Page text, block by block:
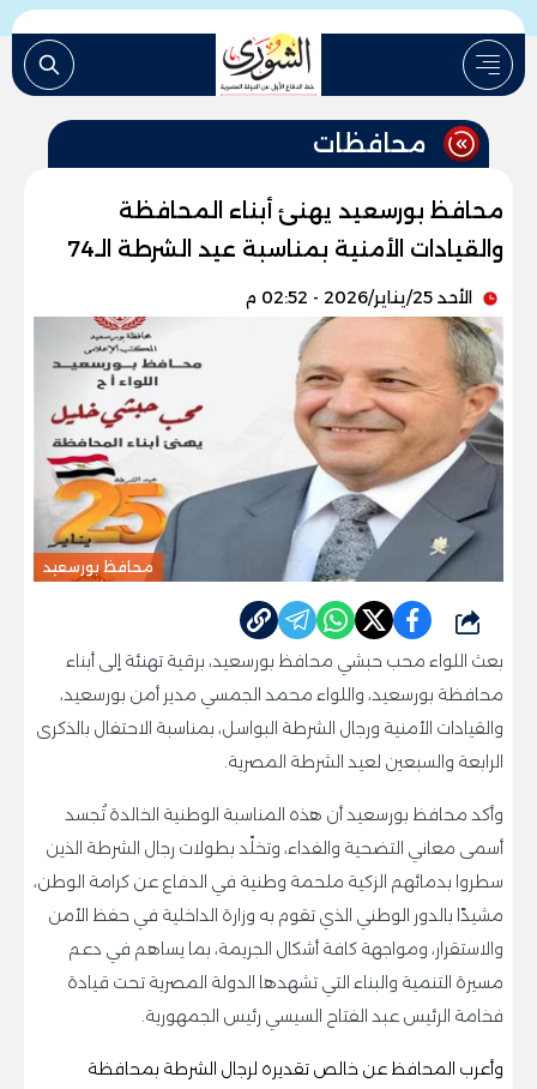
محافظات
محافظ بورسعيد يهنئ أبناء المحافظة
والقيادات الأمنية بمناسبة عيد الشرطة الـ74
الأحد 25/يناير/2026 - 02:52 م
محافظ بورسعيد
شارك
بعث اللواء محب حبشي محافظ بورسعيد، برقية تهنئة إلى أبناء
محافظة بورسعيد، واللواء محمد الجمسي مدير أمن بورسعيد،
والقيادات الأمنية ورجال الشرطة البواسل، بمناسبة الاحتفال بالذكرى
الرابعة والسبعين لعيد الشرطة المصرية.
وأكد محافظ بورسعيد أن هذه المناسبة الوطنية الخالدة تُجسد
أسمى معاني التضحية والفداء، وتخلّد بطولات رجال الشرطة الذين
سطروا بدمائهم الزكية ملحمة وطنية في الدفاع عن كرامة الوطن،
مشيدًا بالدور الوطني الذي تقوم به وزارة الداخلية في حفظ الأمن
والاستقرار، ومواجهة كافة أشكال الجريمة، بما يساهم في دعم
مسيرة التنمية والبناء التي تشهدها الدولة المصرية تحت قيادة
فخامة الرئيس عبد الفتاح السيسي رئيس الجمهورية.
وأعرب المحافظ عن خالص تقديره لرجال الشرطة بمحافظة